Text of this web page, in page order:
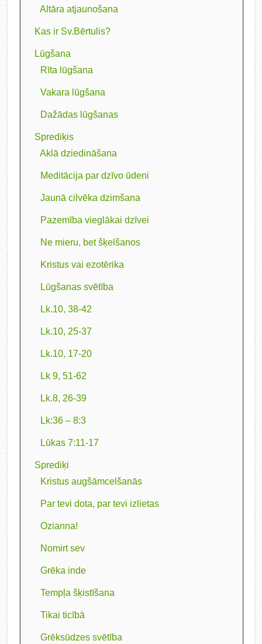
Altāra atjaunošana
Kas ir Sv.Bērtulis?
Lūgšana
Rīta lūgšana
Vakara lūgšana
Dažādas lūgšanas
Sprediķis
Aklā dziedināšana
Meditācija par dzīvo ūdeni
Jaunā cilvēka dzimšana
Pazemība vieglākai dzīvei
Ne mieru, bet šķelšanos
Kristus vai ezotērika
Lūgšanas svētība
Lk.10, 38-42
Lk.10, 25-37
Lk.10, 17-20
Lk 9, 51-62
Lk.8, 26-39
Lk:36 – 8:3
Lūkas 7:11-17
Sprediķi
Kristus augšāmcelšanās
Par tevi dota, par tevi izlietas
Ozianna!
Nomirt sev
Grēka inde
Tempļa šķistīšana
Tikai ticībā
Grēksūdzes svētība